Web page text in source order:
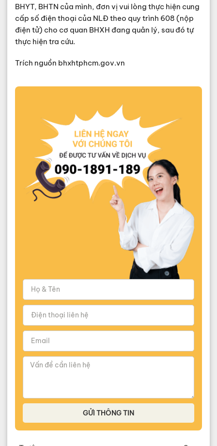
BHYT, BHTN của mình, đơn vị vui lòng thực hiện cung
cấp số điện thoại của NLĐ theo quy trình 608 (nộp
điện tử) cho cơ quan BHXH đang quản lý, sau đó tự
thực hiện tra cứu.
Trích nguồn bhxhtphcm.gov.vn
GỬI THÔNG TIN